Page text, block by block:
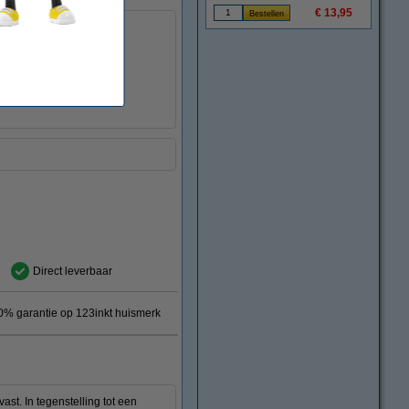
Direct leverbaar
garantie op 123inkt huismerk
In tegenstelling tot een
€ 13,95